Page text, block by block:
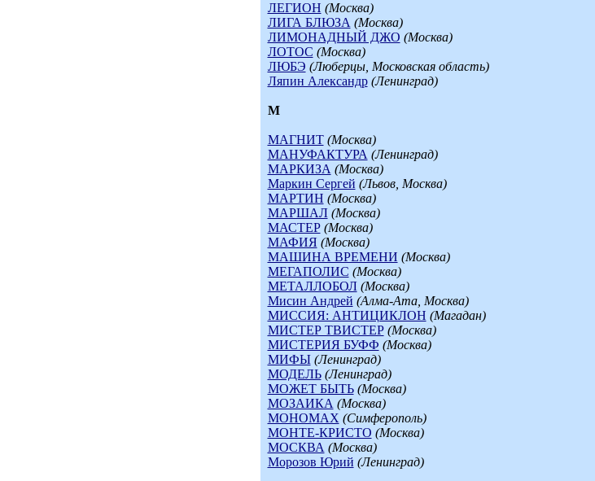
ЛЕГИОН (Москва)
ЛИГА БЛЮЗА (Москва)
ЛИМОНАДНЫЙ ДЖО (Москва)
ЛОТОС (Москва)
ЛЮБЭ (Люберцы, Московская область)
Ляпин Александр (Ленинград)
М
МАГНИТ (Москва)
МАНУФАКТУРА (Ленинград)
МАРКИЗА (Москва)
Маркин Сергей (Львов, Москва)
МАРТИН (Москва)
МАРШАЛ (Москва)
МАСТЕР (Москва)
МАФИЯ (Москва)
МАШИНА ВРЕМЕНИ (Москва)
МЕГАПОЛИС (Москва)
МЕТАЛЛОБОЛ (Москва)
Мисин Андрей (Алма-Ата, Москва)
МИССИЯ: АНТИЦИКЛОН (Магадан)
МИСТЕР ТВИСТЕР (Москва)
МИСТЕРИЯ БУФФ (Москва)
МИФЫ (Ленинград)
МОДЕЛЬ (Ленинград)
МОЖЕТ БЫТЬ (Москва)
МОЗАИКА (Москва)
МОНОМАХ (Симферополь)
МОНТЕ-КРИСТО (Москва)
МОСКВА (Москва)
Морозов Юрий (Ленинград)